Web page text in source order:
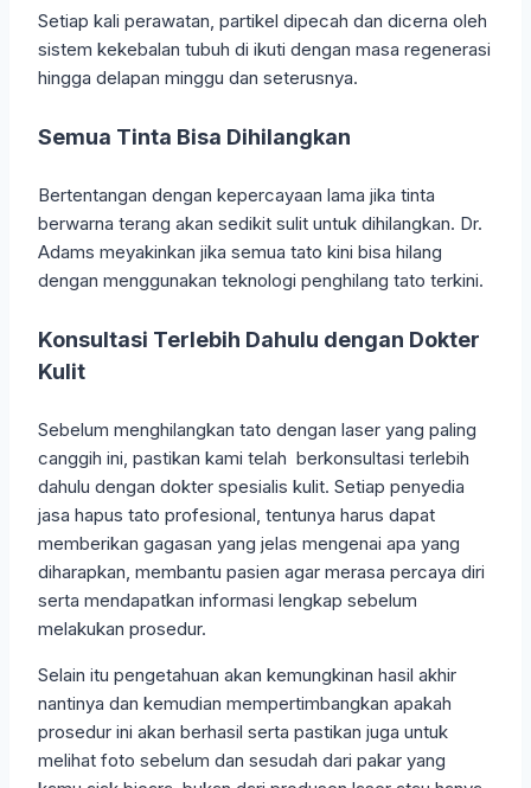
Setiap kali perawatan, partikel dipecah dan dicerna oleh
sistem kekebalan tubuh di ikuti dengan masa regenerasi
hingga delapan minggu dan seterusnya.
Semua Tinta Bisa Dihilangkan
Bertentangan dengan kepercayaan lama jika tinta
berwarna terang akan sedikit sulit untuk dihilangkan. Dr.
Adams meyakinkan jika semua tato kini bisa hilang
dengan menggunakan teknologi penghilang tato terkini.
Konsultasi Terlebih Dahulu dengan Dokter
Kulit
Sebelum menghilangkan tato dengan laser yang paling
canggih ini, pastikan kami telah berkonsultasi terlebih
dahulu dengan dokter spesialis kulit. Setiap penyedia
jasa hapus tato profesional, tentunya harus dapat
memberikan gagasan yang jelas mengenai apa yang
diharapkan, membantu pasien agar merasa percaya diri
serta mendapatkan informasi lengkap sebelum
melakukan prosedur.
Selain itu pengetahuan akan kemungkinan hasil akhir
nantinya dan kemudian mempertimbangkan apakah
prosedur ini akan berhasil serta pastikan juga untuk
melihat foto sebelum dan sesudah dari pakar yang